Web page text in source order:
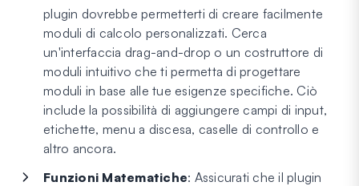
plugin dovrebbe permetterti di creare facilmente
moduli di calcolo personalizzati. Cerca
un'interfaccia drag-and-drop o un costruttore di
moduli intuitivo che ti permetta di progettare
moduli in base alle tue esigenze specifiche. Ciò
include la possibilità di aggiungere campi di input,
etichette, menu a discesa, caselle di controllo e
altro ancora.
Funzioni Matematiche: Assicurati che il plugin